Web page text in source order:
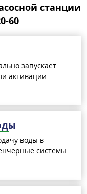
станции
60
запускает
активации
воды в
системы